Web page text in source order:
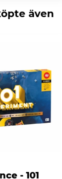
även
- 101